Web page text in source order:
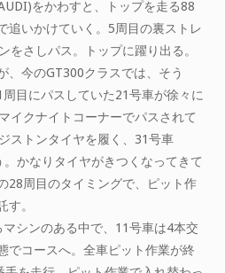
をかわすと、トップを走る88
追いかけていく。5周目の裏ストレ
をさしパス。トップに躍り出る。
、今のGT300クラスでは、そう
目にパスしていた21号車が徐々に
イクナイトコーナーでパスされて
ストンタイヤを履く、31号車
かなりタイヤがきつくなってきて
28周目のタイミングで、ピット作
す。
シンのある中で、11号車は4本交
でコースへ。全車ピット作業が終